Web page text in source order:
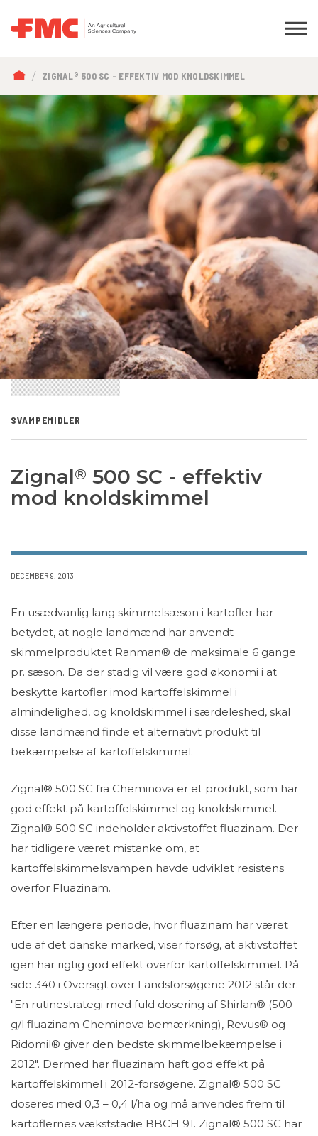
BRØDKRUMME
ZIGNAL® 500 SC - EFFEKTIV MOD KNOLDSKIMMEL
SVAMPEMIDLER
Zignal® 500 SC - effektiv
mod knoldskimmel
DECEMBER 9, 2013
En usædvanlig lang skimmelsæson i kartofler har
betydet, at nogle landmænd har anvendt
skimmelproduktet Ranman® de maksimale 6 gange
pr. sæson. Da der stadig vil være god økonomi i at
beskytte kartofler imod kartoffelskimmel i
almindelighed, og knoldskimmel i særdeleshed, skal
disse landmænd finde et alternativt produkt til
bekæmpelse af kartoffelskimmel.
Zignal® 500 SC fra Cheminova er et produkt, som har
god effekt på kartoffelskimmel og knoldskimmel.
Zignal® 500 SC indeholder aktivstoffet fluazinam. Der
har tidligere været mistanke om, at
kartoffelskimmelsvampen havde udviklet resistens
overfor Fluazinam.
Efter en længere periode, hvor fluazinam har været
ude af det danske marked, viser forsøg, at aktivstoffet
igen har rigtig god effekt overfor kartoffelskimmel. På
side 340 i Oversigt over Landsforsøgene 2012 står der:
"En rutinestrategi med fuld dosering af Shirlan® (500
g/l fluazinam Cheminova bemærkning), Revus® og
Ridomil® giver den bedste skimmelbekæmpelse i
2012". Dermed har fluazinam haft god effekt på
kartoffelskimmel i 2012-forsøgene. Zignal® 500 SC
doseres med 0,3 – 0,4 l/ha og må anvendes frem til
kartoflernes vækststadie BBCH 91. Zignal® 500 SC har